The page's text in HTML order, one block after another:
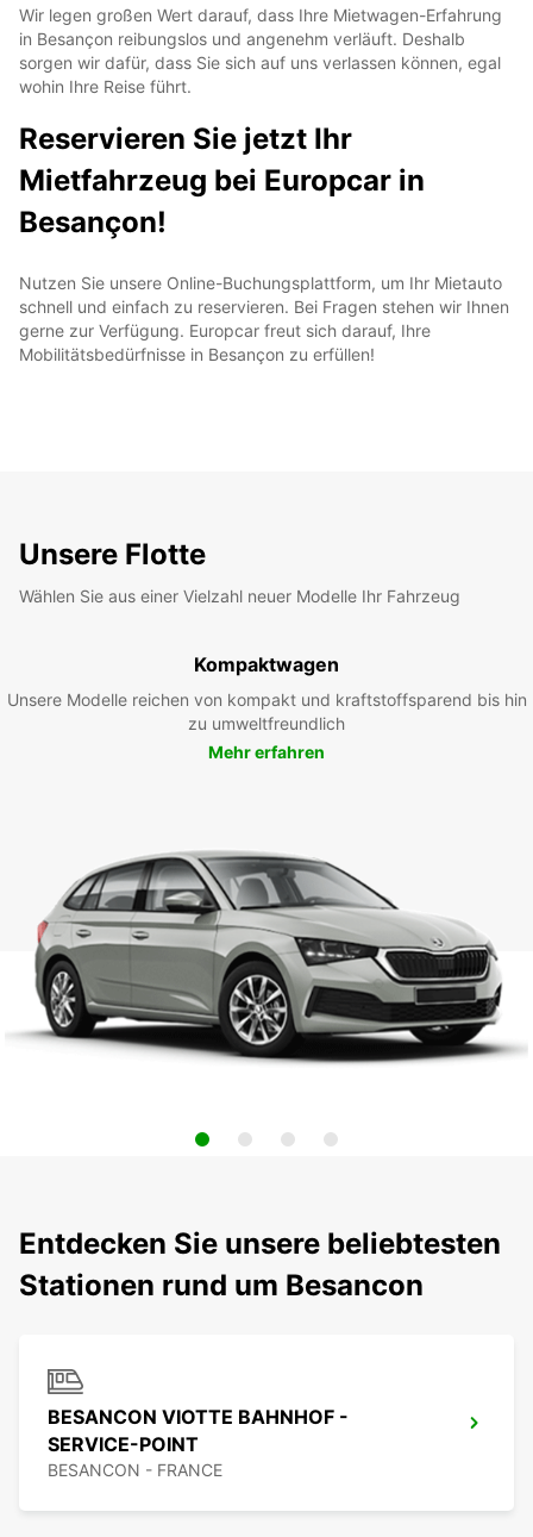
Wir legen großen Wert darauf, dass Ihre Mietwagen-Erfahrung
in Besançon reibungslos und angenehm verläuft. Deshalb
sorgen wir dafür, dass Sie sich auf uns verlassen können, egal
wohin Ihre Reise führt.
Reservieren Sie jetzt Ihr
Mietfahrzeug bei Europcar in
Besançon!
Nutzen Sie unsere Online-Buchungsplattform, um Ihr Mietauto
schnell und einfach zu reservieren. Bei Fragen stehen wir Ihnen
gerne zur Verfügung. Europcar freut sich darauf, Ihre
Mobilitätsbedürfnisse in Besançon zu erfüllen!
Unsere Flotte
Wählen Sie aus einer Vielzahl neuer Modelle Ihr Fahrzeug
Kompaktwagen
Unsere Modelle reichen von kompakt und kraftstoffsparend bis hin
zu umweltfreundlich
Mehr erfahren
Entdecken Sie unsere beliebtesten
Stationen rund um Besancon
BESANCON VIOTTE BAHNHOF -
SERVICE-POINT
BESANCON - FRANCE